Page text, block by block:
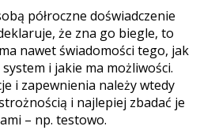
półroczne doświadczenie
że zna go biegle, to
nawet świadomości tego, jak
i jakie ma możliwości.
i zapewnienia należy wtedy
i najlepiej zbadać je
– np. testowo.